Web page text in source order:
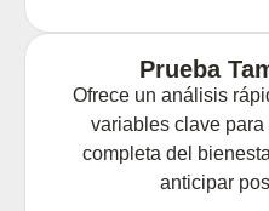
Prueba
Ofrece un análisis
variables clave
completa del
anticipar